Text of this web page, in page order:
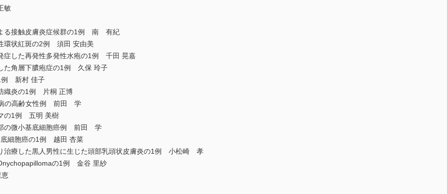
敏
る接触皮膚炎症候群の1例 南 有紀
環状紅斑の2例 須田 安由美
症した再発性多発性水疱の1例 千田 晃嘉
た角層下膿疱症の1例 久保 玲子
例 新村 佳子
織炎の1例 片桐 正博
病の高齢女性例 前田 学
の1例 五明 美樹
の微小基底細胞癌例 前田 学
底細胞癌の1例 越田 杏菜
治療した黒人男性に生じた頭部乳頭状皮膚炎の1例 小松崎 孝
の1例 金谷 里紗